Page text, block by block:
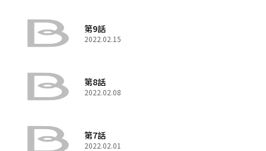
第9話
2022.02.15
第8話
2022.02.08
第7話
2022.02.01